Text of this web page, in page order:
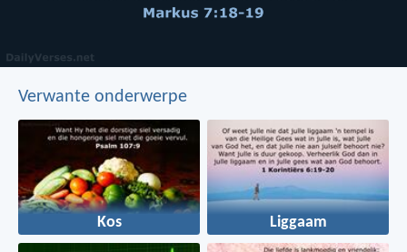
Verwante onderwerpe
Kos Liggaam